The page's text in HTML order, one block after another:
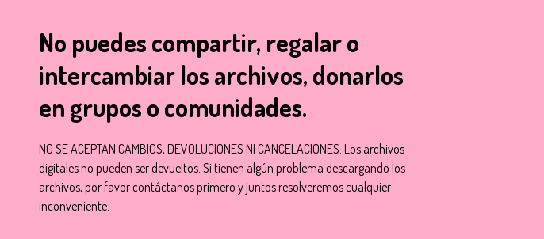
No puedes compartir, regalar o
intercambiar los archivos, donarlos
en grupos o comunidades.
NO SE ACEPTAN CAMBIOS, DEVOLUCIONES NI CANCELACIONES. Los archivos
digitales no pueden ser devueltos. Si tienen algún problema descargando los
archivos, por favor contáctanos primero y juntos resolveremos cualquier
inconveniente.